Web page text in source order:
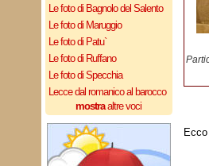
Le foto di Bagnolo del Salento
Le foto di Maruggio
Le foto di Patu`
Le foto di Ruffano
Le foto di Specchia
Lecce dal romanico al barocco
mostraaltre voci